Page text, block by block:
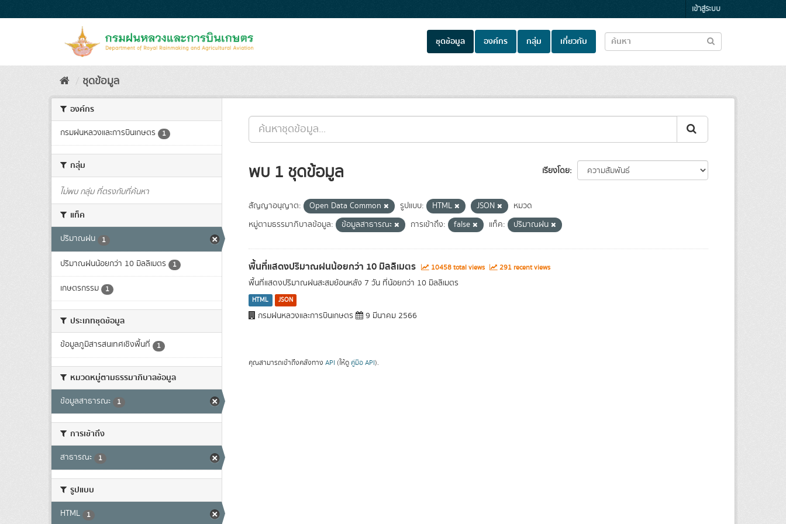
to
เข้าสู่ระบบ
ชุดข้อมูล องค์กร กลุ่ม เกี่ยวกับ
ชุดข้อมูล
องค์กร
กรมฝนหลวงและการบินเกษตร 1
กลุ่ม
ไม่พบ กลุ่ม ที่ตรงกับที่ค้นหา
แท็ค
ปริมาณฝน 1
ปริมาณฝนน้อยกว่า 10 มิลลิเมตร 1
เกษตรกรรม 1
ประเภทชุดข้อมูล
ข้อมูลภูมิสารสนเทศเชิงพื้นที่ 1
หมวดหมู่ตามธรรมาภิบาลข้อมูล
ข้อมูลสาธารณะ 1
การเข้าถึง
สาธารณะ 1
รูปแบบ
HTML 1
เรียงโดย
พบ 1 ชุดข้อมูล
สัญญาอนุญาต: Open Data Common รูปแบบ: HTML JSON
หมวด
หมู่ตามธรรมาภิบาลข้อมูล:
ข้อมูลสาธารณะ การเข้าถึง: false แท็ค: ปริมาณฝน
พื้นที่แสดงปริมาณฝนน้อยกว่า 10 มิลลิเมตร 10458 total views 291 recent views
พื้นที่แสดงปริมาณฝนสะสมย้อนหลัง 7 วัน ที่น้อยกว่า 10 มิลลิเมตร
HTML JSON
กรมฝนหลวงและการบินเกษตร 9 มีนาคม 2566
คุณสามารถเข้าถึงคลังทาง API (ให้ดู คู่มือ API).